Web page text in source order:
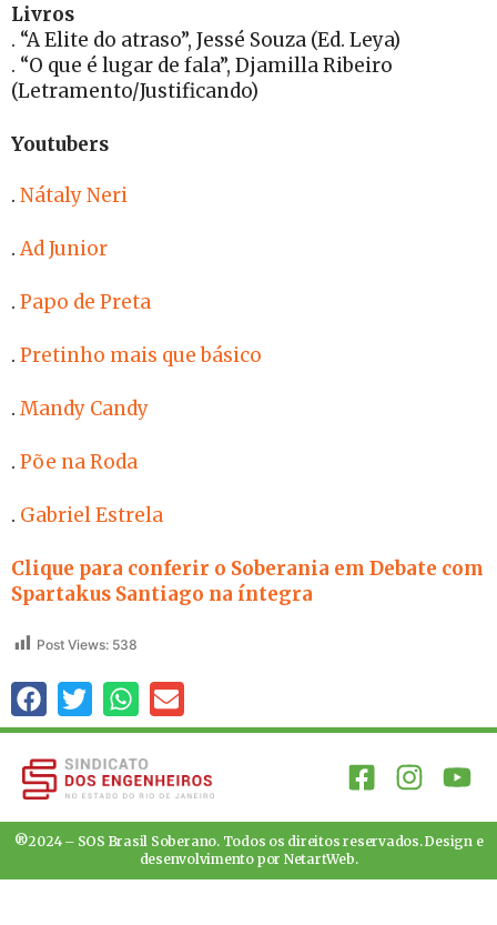
Livros
. “A Elite do atraso”, Jessé Souza (Ed. Leya)
. “O que é lugar de fala”, Djamilla Ribeiro
(Letramento/Justificando)
Youtubers
. Nátaly Neri
.Ad Junior
. Papo de Preta
. Pretinho mais que básico
. Mandy Candy
. Põe na Roda
. Gabriel Estrela
Clique para conferir o Soberania em Debate com
Spartakus Santiago na íntegra
Post Views: 538
®2024 – SOS Brasil Soberano. Todos os direitos reservados. Design e
desenvolvimento por NetartWeb.